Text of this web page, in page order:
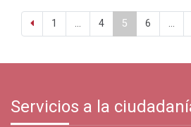
1 ... 4 5 6 ...
Servicios a la